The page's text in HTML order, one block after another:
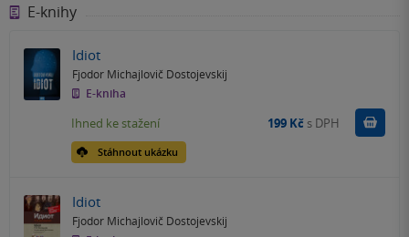
E-knihy
Idiot
Fjodor Michajlovič Dostojevskij
E-kniha
Stáhnout ukázku
Ihned ke stažení 199 Kč s DPH Koupit
Idiot
Fjodor Michajlovič Dostojevskij